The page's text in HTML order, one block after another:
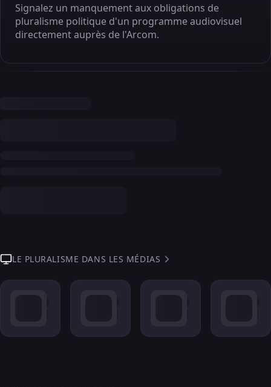
Signalez un manquement aux obligations de
pluralisme politique d'un programme audiovisuel
directement auprès de l'Arcom.
LE PLURALISME DANS LES MÉDIAS